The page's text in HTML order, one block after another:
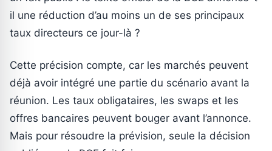
il une réduction d’au moins un de ses principaux
taux directeurs ce jour-là ?
Cette précision compte, car les marchés peuvent
déjà avoir intégré une partie du scénario avant la
réunion. Les taux obligataires, les swaps et les
offres bancaires peuvent bouger avant l’annonce.
Mais pour résoudre la prévision, seule la décision